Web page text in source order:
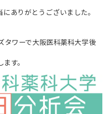
ありがとうございました。
タワーで大阪医科薬科大学後
す。